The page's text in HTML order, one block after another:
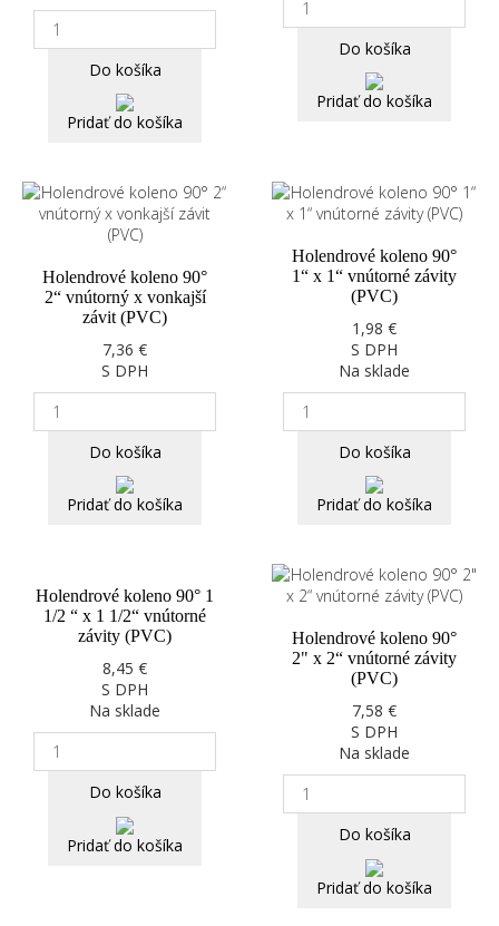
Do košíka
Pridať do košíka
Do košíka
Pridať do košíka
Holendrové koleno 90°
2“ vnútorný x vonkajší
závit (PVC)
7,36 €
S DPH
Do košíka
Pridať do košíka
Holendrové koleno 90°
1“ x 1“ vnútorné závity
(PVC)
1,98 €
S DPH
Na sklade
Do košíka
Pridať do košíka
Holendrové koleno 90° 1
1/2 “ x 1 1/2“ vnútorné
závity (PVC)
8,45 €
S DPH
Na sklade
Do košíka
Pridať do košíka
Holendrové koleno 90°
2" x 2“ vnútorné závity
(PVC)
7,58 €
S DPH
Na sklade
Do košíka
Pridať do košíka